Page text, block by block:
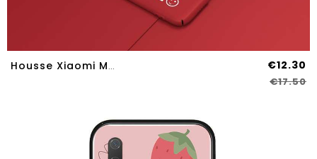
Housse Xiaomi Mi A3 Créatif Tendance Petit Étui Net Rouge Personnalité Délavé En Daim €12.30
€17.50